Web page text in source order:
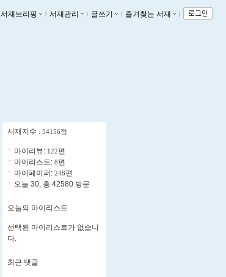
서재브리핑 ｌ 서재관리 ｌ 글쓰기 ｌ 즐겨찾는 서재 ｌ
서재지수 : 54156점
마이리뷰: 122편
마이리스트: 8편
마이페이퍼: 248편
오늘 30, 총 42580 방문
오늘의 마이리스트
선택된 마이리스트가 없습니
다.
최근 댓글